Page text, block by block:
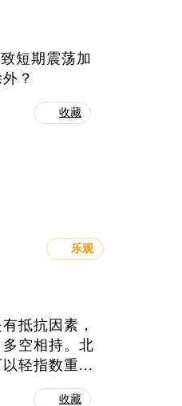
短期震荡加
？
收藏
乐观
抵抗因素，
空相持。北
轻指数重...
收藏